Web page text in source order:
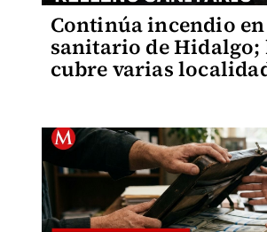
Continúa incendio
sanitario de Hidalgo;
cubre varias